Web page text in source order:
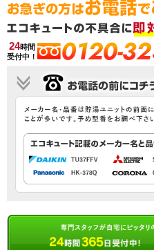
24時間
受付中！
0120-